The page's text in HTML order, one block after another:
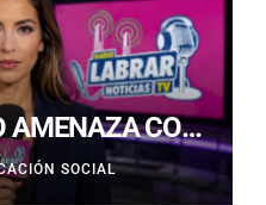
AMENAZA CON
TORMENTAS
SOCIAL